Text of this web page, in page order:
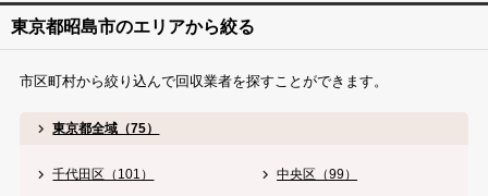
東京都昭島市のエリアから絞る
市区町村から絞り込んで回収業者を探すことができます。
東京都全域（75）
千代田区（101） 中央区（99）